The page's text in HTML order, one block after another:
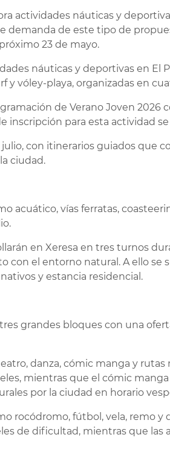
actividades náuticas y
demanda de este tipo de
23 de mayo.
náuticas y deportivas en El
y vóley-playa, organizadas en
de Verano Joven 2026
inscripción para esta actividad
julio, con itinerarios guiados
ciudad.
acuático, vías ferratas,
en Xeresa en tres turnos
con el entorno natural. A ello se
y estancia residencial.
grandes bloques con una
danza, cómic manga y rutas
mientras que el cómic
por la ciudad en horario
rocódromo, fútbol, vela, remo y
de dificultad, mientras que las